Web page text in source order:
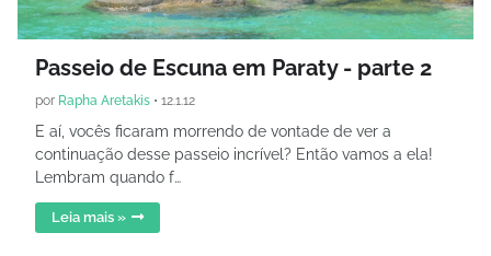
Passeio de Escuna em Paraty - parte 2
por Rapha Aretakis • 12.1.12
E aí, vocês ficaram morrendo de vontade de ver a
continuação desse passeio incrível? Então vamos a ela!
Lembram quando f…
Leia mais »